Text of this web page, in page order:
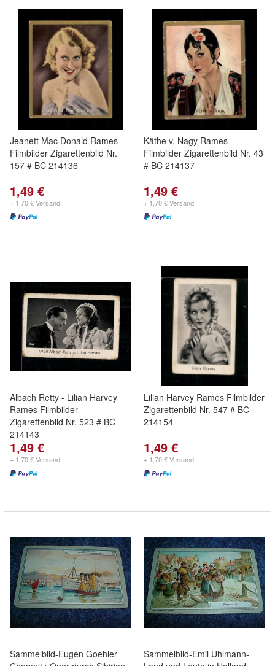
Jeanett Mac Donald Rames
Filmbilder Zigarettenbild Nr.
157 # BC 214136
1,49 €
+ 1,70 € Versand
Käthe v. Nagy Rames
Filmbilder Zigarettenbild Nr. 43
# BC 214137
1,49 €
+ 1,70 € Versand
Albach Retty - Lilian Harvey
Rames Filmbilder
Zigarettenbild Nr. 523 # BC
214143
1,49 €
+ 1,70 € Versand
Lilian Harvey Rames Filmbilder
Zigarettenbild Nr. 547 # BC
214154
1,49 €
+ 1,70 € Versand
Sammelbild-Eugen Goehler
Sammelbild-Emil Uhlmann-